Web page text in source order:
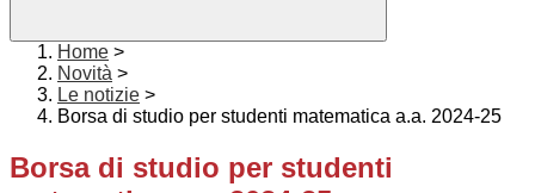
Home >
Novità >
Le notizie >
Borsa di studio per studenti matematica a.a. 2024-25
Borsa di studio per studenti